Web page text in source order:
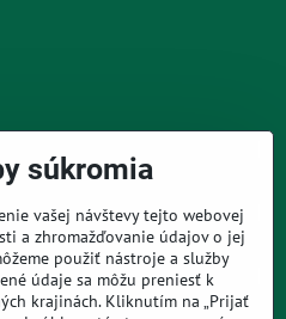
súkromia
vašej návštevy tejto webovej
a zhromažďovanie údajov o jej
použiť nástroje a služby
údaje sa môžu preniesť k
krajinách. Kliknutím na „Prijať